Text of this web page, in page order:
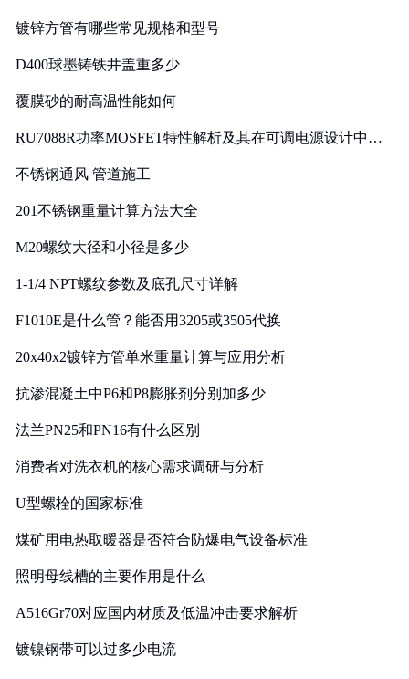
镀锌方管有哪些常见规格和型号
D400球墨铸铁井盖重多少
覆膜砂的耐高温性能如何
RU7088R功率MOSFET特性解析及其在可调电源设计中的
不锈钢通风 管道施工
201不锈钢重量计算方法大全
M20螺纹大径和小径是多少
1-1/4 NPT螺纹参数及底孔尺寸详解
F1010E是什么管？能否用3205或3505代换
20x40x2镀锌方管单米重量计算与应用分析
抗渗混凝土中P6和P8膨胀剂分别加多少
法兰PN25和PN16有什么区别
消费者对洗衣机的核心需求调研与分析
U型螺栓的国家标准
煤矿用电热取暖器是否符合防爆电气设备标准
照明母线槽的主要作用是什么
A516Gr70对应国内材质及低温冲击要求解析
镀镍钢带可以过多少电流